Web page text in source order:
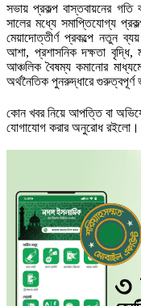
সভায় প্রকল্প বাস্তবায়নের
সালের মধ্যে সমাপ্তিযোগ্য
মেয়াদোত্তীর্ণ প্রকল্পে নতুন
আশা, প্রশাসনিক দক্ষতা বৃদ্ধি,
আঞ্চলিক বৈষম্য কমানোর
অর্থনৈতিক পুনরুদ্ধারে গুরুত্বপূর্ণ
কোন খবর নিয়ে আপত্তি বা
যোগাযোগ করার অনুরোধ রইলো।